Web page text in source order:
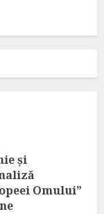
și
Omului”